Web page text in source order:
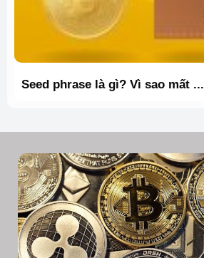
Seed phrase là gì? Vì sao mất ...